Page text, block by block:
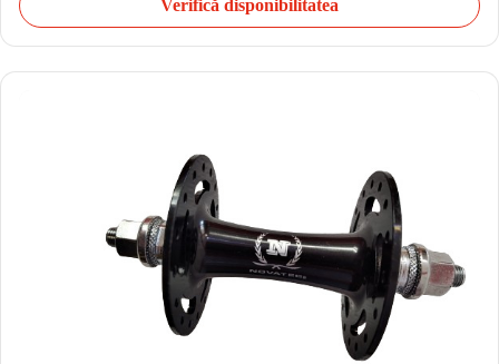
Verifică disponibilitatea